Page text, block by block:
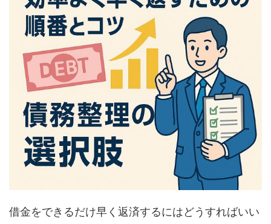
借金をできるだけ早く返済するにはどうすればいい